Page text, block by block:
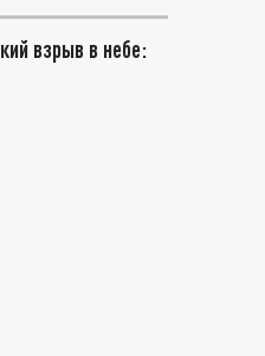
взрыв в небе: